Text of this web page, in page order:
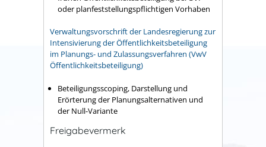
oder planfeststellungspflichtigen Vorhaben
Verwaltungsvorschrift der Landesregierung zur
Intensivierung der Öffentlichkeitsbeteiligung
im Planungs- und Zulassungsverfahren (VwV
Öffentlichkeitsbeteiligung)
Beteiligungsscoping, Darstellung und
Erörterung der Planungsalternativen und
der Null-Variante
Freigabevermerk